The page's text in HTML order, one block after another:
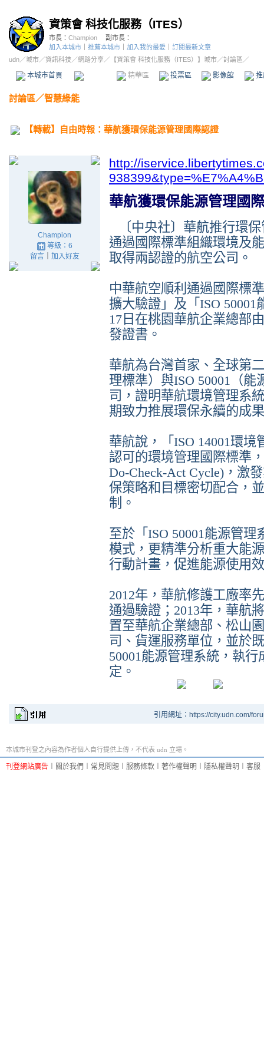
資策會 科技化服務（ITES）
市長： Champion
副市長：
加入本城市
推薦本城市 加入我的最愛
訂閱最新文章
udn／城市／資訊科技 ／網路分享／ 【資策會 科技化服務（ITES）】城市／討論區／
本城市首頁 精華區 投票區 影像館
討論區／智慧綠能
【轉載】自由時報：華航獲環保能源管理國際認證
Champion
等級：6
留言｜ 加入好友
http://
華航獲環保能源管理國
〔中央社〕華航推行環
通過國際標準組織環境及
取得兩認證的航空公司。
中華航空順利通過國際標
擴大驗證」及「ISO
17日在桃園華航企業總部
發證書。
華航為台灣首家、全球第
理標準）與ISO 50001（
司，證明華航環境管理系
期致力推展環保永續的成
華航說，「ISO 14001環
認可的環境管理國際標準
Do-Check-Act Cycle)，激
保策略和目標密切配合，
制。
至於「ISO 50001能源管
模式，更精準分析重大能
行動計畫，促進能源使用
2012年，華航修護工廠率
通過驗證；2013年，華航
置至華航企業總部、松山
司、貨運服務單位，並於
50001能源管理系統，執
定。
引用網址：https://city.udn.com/
本城市刊登之內容為作者個人自行提供上傳，不代表 udn 立場。
刊登網站廣告 關於我們 常見問題 服務條款 著作權聲明 隱私權聲明 客服